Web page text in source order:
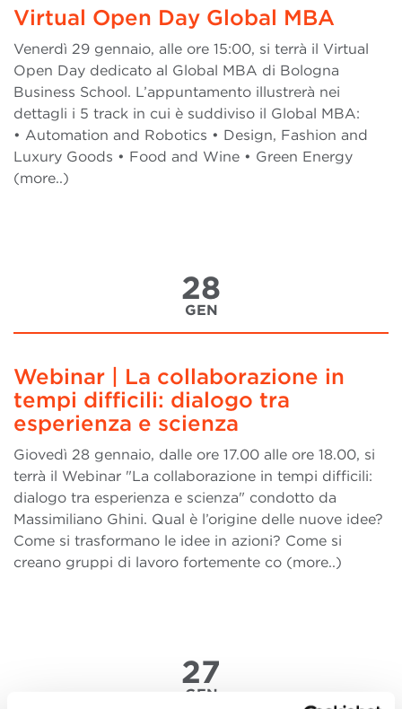
Virtual Open Day Global MBA
Venerdì 29 gennaio, alle ore 15:00, si terrà il Virtual
Open Day dedicato al Global MBA di Bologna
Business School. L’appuntamento illustrerà nei
dettagli i 5 track in cui è suddiviso il Global MBA:
• Automation and Robotics • Design, Fashion and
Luxury Goods • Food and Wine • Green Energy
(more..)
28
GEN
Webinar | La collaborazione in
tempi difficili: dialogo tra
esperienza e scienza
Giovedì 28 gennaio, dalle ore 17.00 alle ore 18.00, si
terrà il Webinar "La collaborazione in tempi difficili:
dialogo tra esperienza e scienza" condotto da
Massimiliano Ghini. Qual è l’origine delle nuove idee?
Come si trasformano le idee in azioni? Come si
creano gruppi di lavoro fortemente co (more..)
27
GEN